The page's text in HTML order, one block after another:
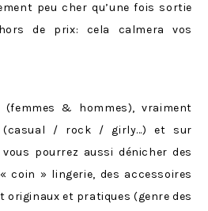
peu cher qu’une fois sortie
de prix: cela calmera vos
& hommes), vraiment
/ rock / girly…) et sur
pourrez aussi dénicher des
coin » lingerie, des accessoires
et pratiques (genre des